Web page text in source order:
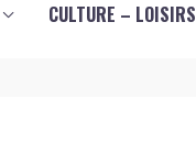
CULTURE – LOISIRS